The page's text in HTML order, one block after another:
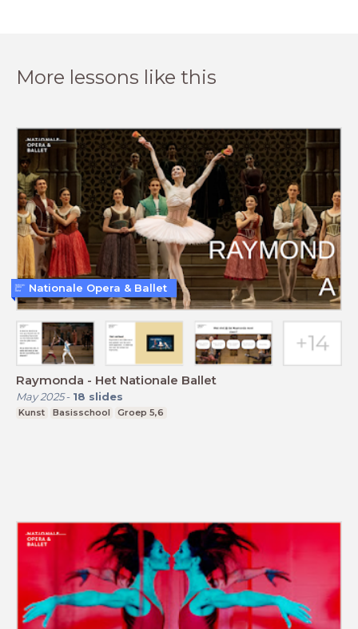
More lessons like this
Raymonda - Het Nationale Ballet
May 2025- 18 slides
Kunst Basisschool Groep 5,6
Nationale Opera & Ballet